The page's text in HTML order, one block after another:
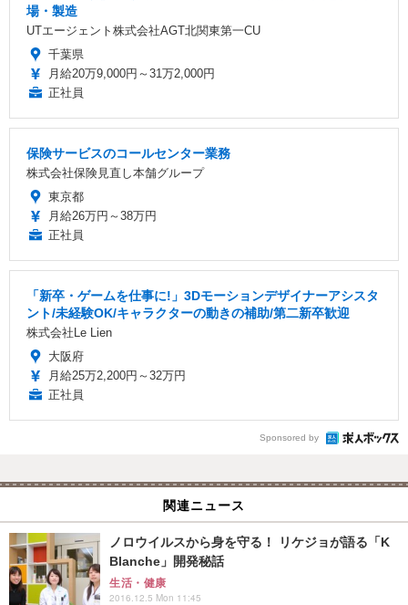
場・製造
UTエージェント株式会社AGT北関東第一CU
千葉県
月給20万9,000円～31万2,000円
正社員
保険サービスのコールセンター業務
株式会社保険見直し本舗グループ
東京都
月給26万円～38万円
正社員
「新卒・ゲームを仕事に!」3Dモーションデザイナーアシスタ
ント/未経験OK/キャラクターの動きの補助/第二新卒歓迎
株式会社Le Lien
大阪府
月給25万2,200円～32万円
正社員
Sponsored by
関連ニュース
ノロウイルスから身を守る！ リケジョが語る「K
Blanche」開発秘話
生活・健康
2016.12.5 Mon 11:45